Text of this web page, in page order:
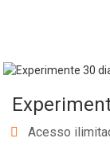
Acesso